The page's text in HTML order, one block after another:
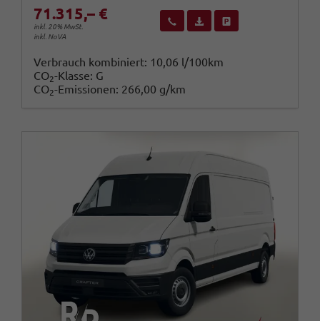
71.315,– €
inkl. 20% MwSt.
inkl. NoVA
Wir rufen Sie anFahrzeugexposé (PDF)
Verbrauch kombiniert: 10,06 l/100km
CO2-Klasse: G
CO2-Emissionen: 266,00 g/km